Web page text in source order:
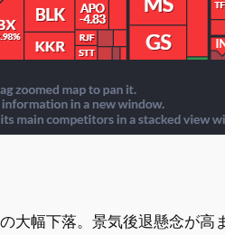
大幅下落。景気後退懸念が高